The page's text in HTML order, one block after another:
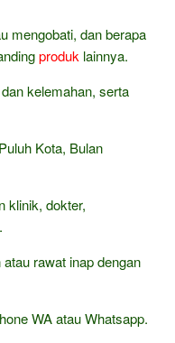
mengobati, dan berapa
produk lainnya.
kelemahan, serta
Kota, Bulan
klinik, dokter,
rawat inap dengan
WA atau Whatsapp.